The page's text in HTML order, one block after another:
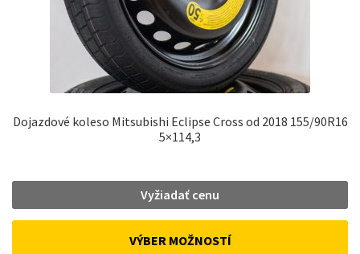
Dojazdové koleso Mitsubishi Eclipse Cross od 2018 155/90R16
5×114,3
Vyžiadať cenu
VÝBER MOŽNOSTÍ